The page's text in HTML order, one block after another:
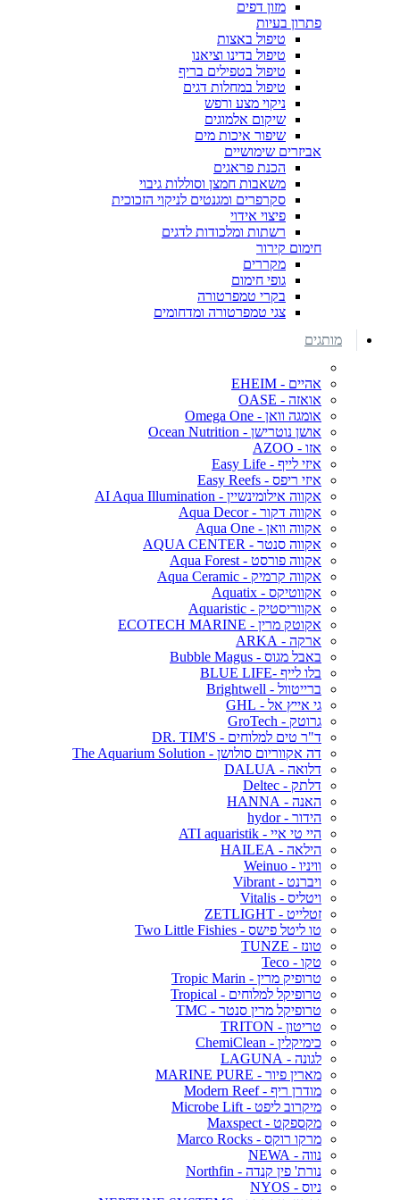
מזון דפים
פתרון בעיות
טיפול באצות
טיפול בדינו וציאנו
טיפול בטפילים בריף
טיפול במחלות דגים
ניקוי מצע ורפש
שיקום אלמוגים
שיפור איכות מים
אביזרים שימושיים
הכנת פראגים
משאבות חמצן וסוללות גיבוי
סקרפרים ומגנטים לניקוי הזכוכית
פיצוי אידוי
רשתות ומלכודות לדגים
חימום קירור
מקררים
גופי חימום
בקרי טמפרטורה
צגי טמפרטורה ומדחומים
מותגים
אהיים - EHEIM
אואזה - OASE
אומגה וואן - Omega One
אושן נוטרישן - Ocean Nutrition
אזו - AZOO
איזי לייף - Easy Life
איזי ריפס - Easy Reefs
אקווה אילומינשיין - AI Aqua Illumination
אקווה דקור - Aqua Decor
אקווה וואן - Aqua One
אקווה סנטר - AQUA CENTER
אקווה פורסט - Aqua Forest
אקווה קרמיק - Aqua Ceramic
אקווטיקס - Aquatix
אקווריסטיק - Aquaristic
אקוטק מרין - ECOTECH MARINE
ארקה - ARKA
באבל מגוס - Bubble Magus
בלו לייף -BLUE LIFE
ברייטוול - Brightwell
גי אייץ אל - GHL
גרוטק - GroTech
ד"ר טים למלוחים - DR. TIM'S
דה אקווריום סולושן - The Aquarium Solution
דלואה - DALUA
דלתק - Deltec
האנה - HANNA
הידור - hydor
היי טי איי - ATI aquaristik
הילאה - HAILEA
וויניו - Weinuo
ויברנט - Vibrant
ויטליס - Vitalis
זטלייט - ZETLIGHT
טו ליטל פישס - Two Little Fishies
טונז - TUNZE
טקו - Teco
טרופיק מרין - Tropic Marin
טרופיקל למלוחים - Tropical
טרופיקל מרין סנטר - TMC
טריטון - TRITON
כימיקלין - ChemiClean
לגונה - LAGUNA
מארין פיור - MARINE PURE
מודרן ריף - Modern Reef
מיקרוב ליפט - Microbe Lift
מקספקט - Maxspect
מרקו רוקס - Marco Rocks
נווה - NEWA
נורת' פין קנדה - Northfin
ניוס - NYOS